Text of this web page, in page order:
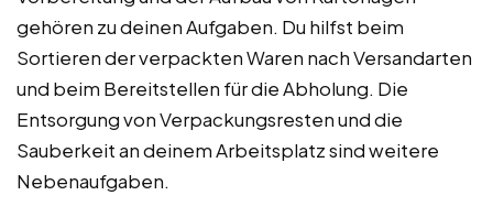
gehören zu deinen Aufgaben. Du hilfst beim
Sortieren der verpackten Waren nach Versandarten
und beim Bereitstellen für die Abholung. Die
Entsorgung von Verpackungsresten und die
Sauberkeit an deinem Arbeitsplatz sind weitere
Nebenaufgaben.